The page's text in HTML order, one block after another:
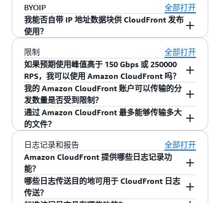
用价格级别“所有”，3/ 使用任播静态 IP 时，必须
禁用 IPv6。任播静态 IP 在 DNS 解析阶段工作，
一旦请求到达主机，所有现有功能以及与其他
AWS 服务的集成将继续可供您的分发使用。
们必须位于同一个账户中。CloudFront 任播静态
IP 可与账户中的多个分发关联。CloudFront 任播
静态 IP 将支持服务器名称指示（SNI），以便从与
其任播静态 IP 策略关联的任意数量的分发中返回
正确的证书。如果您希望为账户中的多个分发设
置不同的静态 IP，则可以创建额外的任播静态 IP
列表，并将它们关联到特定分发。
在启用了任播静态 IP 的账户中创建新的分发时，
必须将新分发与现有的任播静态 IP 列表明确关
联。默认情况下，该分发将使用动态 IP 地址，直
BYOIP
全部打开
我能否自带 IP 地址数据块供 CloudFront 发布
使用？
可以。CloudFront 任播静态 IP 功能支持通过与
VPC IPAM 集成实现自带 IPv4 地址（BYOIP）。您
需要将三个 / 24 IPv4 CIDR 数据块接入 VPC
IPAM，并创建全局 IPAM 地址池，之后可将该地
址池关联至 CloudFront 任播静态 IP 列表。您的
IP 地址将通过任播路由从多个 CloudFront 边缘站
点发布，用于内容分发。有关分步设置说明，请
参阅“使用 IPAM 将自有 IP 接入 CloudFront”。
限制
全部打开
如果预期使用峰值高于 150 Gbps 或 250000
RPS，我可以使用 Amazon CloudFront 吗？
可以。请在此处填写提高限制请求，我们将在两
个工作日之内为您的账户添加更多容量。
我的 Amazon CloudFront 账户可以传输的分
发数量是否受到限制？
有关可为每个 AWS 账户创建的分发数量的当前限
制，请参阅“Amazon Web Services 一般参考”中的
Amazon CloudFront 限制
。如需请求提高限制，
请填写CloudFront 提高限制申请表。
通过 Amazon CloudFront 最多能够传输多大
的文件？
通过 Amazon CloudFront 最多能够传输 30 GB 大
小的单个文件。此限制适用于所有 Amazon
CloudFront 分发。
日志记录和报告
全部打开
Amazon CloudFront 提供哪些日志记录功
能？
标准日志（访问日志）CloudFront 标准日志提
供有关向分发发出的每个请求的详细记录。这
哪些日志传送目的地可用于 CloudFront 日志
传送？